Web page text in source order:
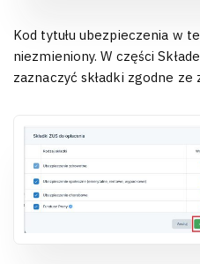
Kod tytułu ubezpieczenia w
niezmieniony. W części
zaznaczyć składki zgodne ze